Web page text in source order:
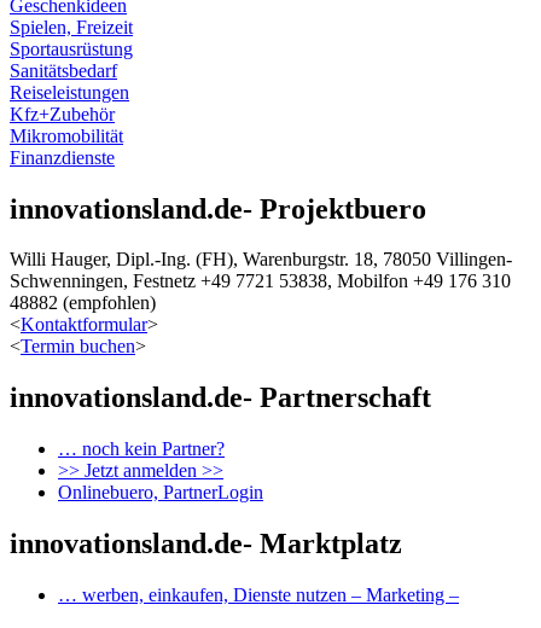
Geschenkideen
Spielen, Freizeit
Sportausrüstung
Sanitätsbedarf
Reiseleistungen
Kfz+Zubehör
Mikromobilität
Finanzdienste
innovationsland.de- Projektbuero
Willi Hauger, Dipl.-Ing. (FH), Warenburgstr. 18, 78050 Villingen-
Schwenningen, Festnetz +49 7721 53838, Mobilfon +49 176 310
48882 (empfohlen)
<Kontaktformular>
<Termin buchen>
innovationsland.de- Partnerschaft
… noch kein Partner?
>> Jetzt anmelden >>
Onlinebuero, PartnerLogin
innovationsland.de- Marktplatz
… werben, einkaufen, Dienste nutzen – Marketing –